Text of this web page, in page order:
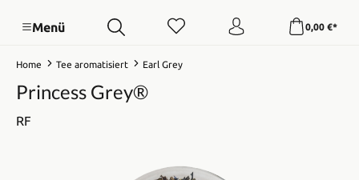
Menü 0,00 €*
Home Tee aromatisiert Earl Grey
Princess Grey®
RF
Bildergalerie überspringen